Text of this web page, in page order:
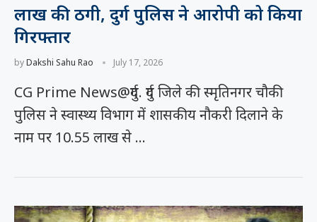
लाख की ठगी, दुर्ग पुलिस ने आरोपी को किया
गिरफ्तार
byDakshi Sahu Rao July 17, 2026
CG Prime News@दुर्ग. दुर्ग जिले की स्मृतिनगर चौकी
पुलिस ने स्वास्थ्य विभाग में शासकीय नौकरी दिलाने के
नाम पर 10.55 लाख से …